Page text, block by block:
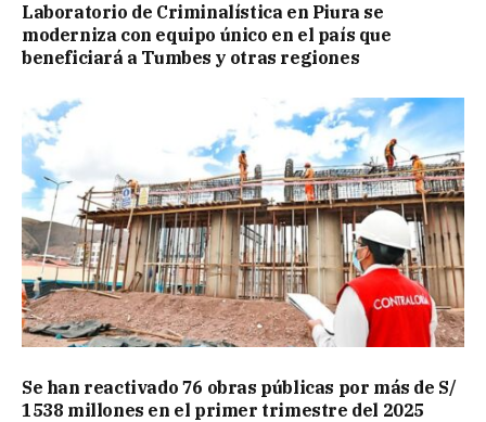
Laboratorio de Criminalística en Piura se
moderniza con equipo único en el país que
beneficiará a Tumbes y otras regiones
Se han reactivado 76 obras públicas por más de S/
1538 millones en el primer trimestre del 2025